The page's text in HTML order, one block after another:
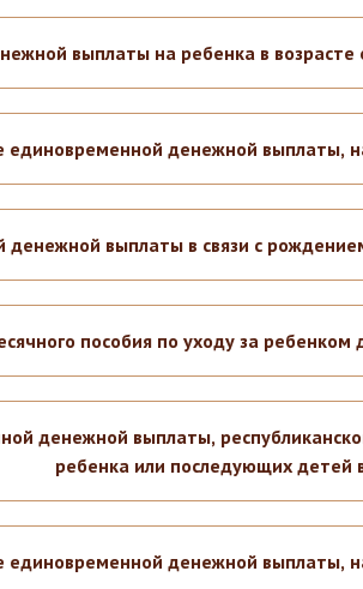
выплаты на ребенка в возрасте
единовременной денежной выплаты,
выплаты в связи с
пособия по уходу за ребенком
денежной выплаты,
ребенка или последующих детей
единовременной денежной выплаты,